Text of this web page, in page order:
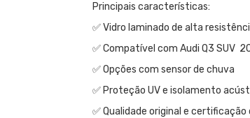
Principais características:
✅ Vidro laminado de alta
✅ Compatível com Audi Q3 SUV
✅ Opções com sensor de chuva
✅ Proteção UV e isolamento
✅ Qualidade original e certificação